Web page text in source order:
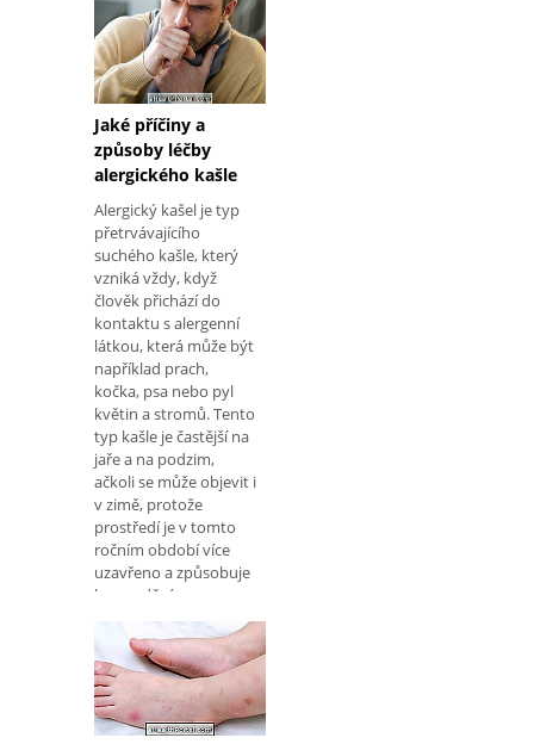
Jaké příčiny a
způsoby léčby
alergického kašle
Alergický kašel je typ
přetrvávajícího
suchého kašle, který
vzniká vždy, když
člověk přichází do
kontaktu s alergenní
látkou, která může být
například prach,
kočka, psa nebo pyl
květin a stromů. Tento
typ kašle je častější na
jaře a na podzim,
ačkoli se může objevit i
v zimě, protože
prostředí je v tomto
ročním období více
uzavřeno a způsobuje
hromadění
alergenních látek ve
vzduchu. Příčiny
alergického kašle
Alergický kašel obvykle